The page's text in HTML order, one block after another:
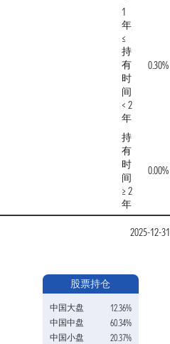
1
年
≤
持
有
时
间
< 2
年
0.30%
持
有
时
间
≥ 2
年
0.00%
2025-12-31
股票持仓
中国大盘
12.36%
中国中盘
60.34%
中国小盘
20.37%